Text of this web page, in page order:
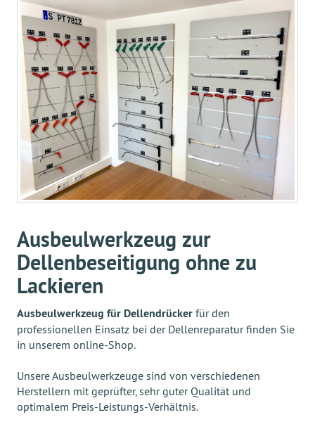
Ausbeulwerkzeug zur
Dellenbeseitigung ohne zu
Lackieren
Ausbeulwerkzeug für Dellendrücker für den
professionellen Einsatz bei der Dellenreparatur finden Sie
in unserem online-Shop.
Unsere Ausbeulwerkzeuge sind von verschiedenen
Herstellern mit geprüfter, sehr guter Qualität und
optimalem Preis-Leistungs-Verhältnis.